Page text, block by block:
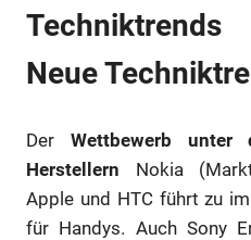
Neue
Der Wettbewerb unter
Herstellern Nokia
Apple und HTC führt zu
für Handys. Auch Sony